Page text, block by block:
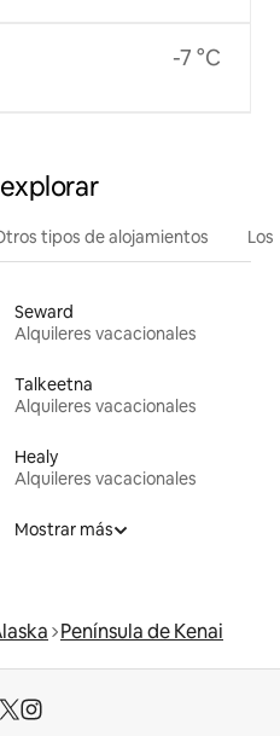
-7 °C
tipos de alojamientos
Seward
Alquileres vacacionales
Talkeetna
Alquileres vacacionales
Healy
Alquileres vacacionales
Mostrar más
Península de Kenai